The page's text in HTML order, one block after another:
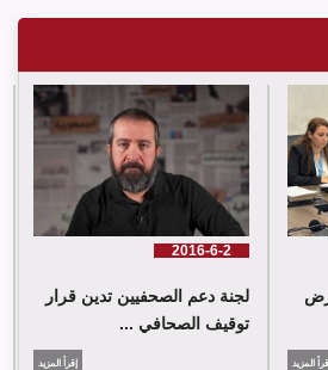
توقيف الصحافي حسن عليق
إقرأ المزيد
2016-6-2
لجنة دعم الصحفيين تدين قرار
توقيف الصحافي ...
إقرأ المزيد